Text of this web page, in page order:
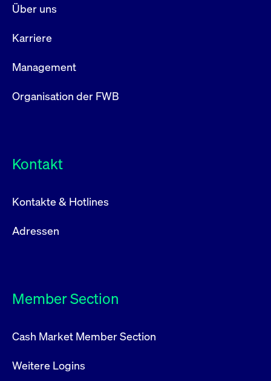
Über uns
Karriere
Management
Organisation der FWB
Kontakt
Kontakte & Hotlines
Adressen
Member Section
Cash Market Member Section
Weitere Logins